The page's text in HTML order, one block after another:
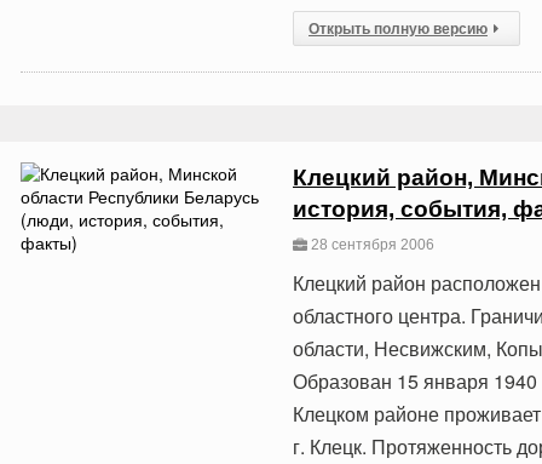
Открыть полную версию
Клецкий район,
история, события,
28 сентября 2006
Клецкий район
областного центра.
области, Несвижским,
Образован 15 января 1940
Клецком районе
г. Клецк. Протяженность